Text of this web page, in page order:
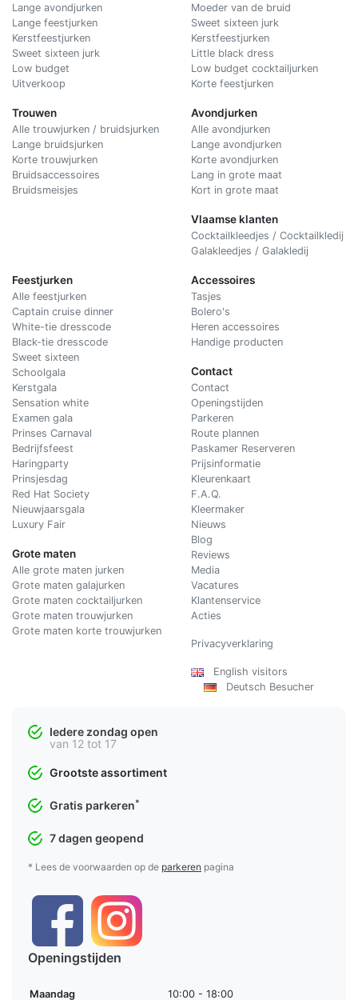
Lange avondjurken
Lange feestjurken
Kerstfeestjurken
Sweet sixteen jurk
Low budget
Uitverkoop
Trouwen
Alle trouwjurken / bruidsjurken
Lange bruidsjurken
Korte trouwjurken
Bruidsaccessoires
Bruidsmeisjes
Moeder van de bruid
Sweet sixteen jurk
Kerstfeestjurken
Little black dress
Low budget cocktailjurken
Korte feestjurken
Avondjurken
Alle avondjurken
Lange avondjurken
Korte avondjurken
Lang in grote maat
Kort in grote maat
Vlaamse klanten
Cocktailkleedjes / Cocktailkledij
Galakleedjes / Galakledij
Feestjurken
Alle feestjurken
Captain cruise dinner
White-tie dresscode
Black-tie dresscode
Sweet sixteen
Schoolgala
Kerstgala
Sensation white
Examen gala
Prinses Carnaval
Bedrijfsfeest
Haringparty
Prinsjesdag
Red Hat Society
Nieuwjaarsgala
Luxury Fair
Grote maten
Alle grote maten jurken
Grote maten galajurken
Grote maten cocktailjurken
Grote maten trouwjurken
Grote maten korte trouwjurken
Accessoires
Tasjes
Bolero's
Heren accessoires
Handige producten
Contact
Contact
Openingstijden
Parkeren
Route plannen
Paskamer Reserveren
Prijsinformatie
Kleurenkaart
F.A.Q.
Kleermaker
Nieuws
Blog
Reviews
Media
Vacatures
Klantenservice
Acties
Privacyverklaring
English visitors
Deutsch Besucher
Iedere zondag open
van 12 tot 17
Grootste assortiment
Gratis parkeren*
7 dagen geopend
* Lees de voorwaarden op de parkeren pagina
Openingstijden
Maandag 10:00 - 18:00